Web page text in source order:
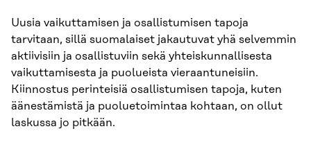
Uusia vaikuttamisen ja osallistumisen tapoja
tarvitaan, sillä suomalaiset jakautuvat yhä selvemmin
aktiivisiin ja osallistuviin sekä yhteiskunnallisesta
vaikuttamisesta ja puolueista vieraantuneisiin.
Kiinnostus perinteisiä osallistumisen tapoja, kuten
äänestämistä ja puoluetoimintaa kohtaan, on ollut
laskussa jo pitkään.